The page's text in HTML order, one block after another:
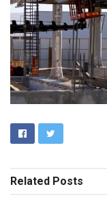
Related Posts